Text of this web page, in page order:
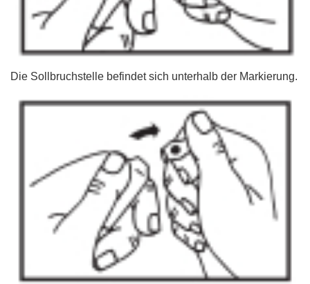
Die Sollbruchstelle befindet sich unterhalb der Markierung.